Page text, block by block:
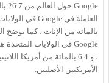
بالمائة من الإناث ، كما يوضح
الأمريكيين الأصليين.